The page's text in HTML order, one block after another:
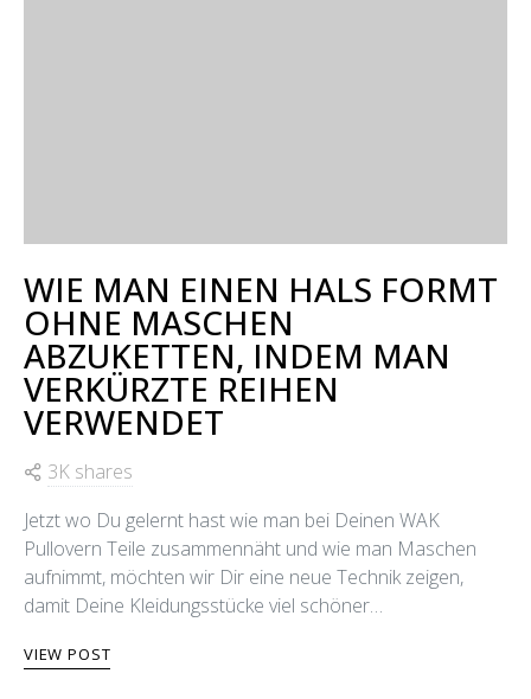
WIE MAN EINEN HALS FORMT
OHNE MASCHEN
ABZUKETTEN, INDEM MAN
VERKÜRZTE REIHEN
VERWENDET
3K shares
Jetzt wo Du gelernt hast wie man bei Deinen WAK
Pullovern Teile zusammennäht und wie man Maschen
aufnimmt, möchten wir Dir eine neue Technik zeigen,
damit Deine Kleidungsstücke viel schöner…
VIEW POST